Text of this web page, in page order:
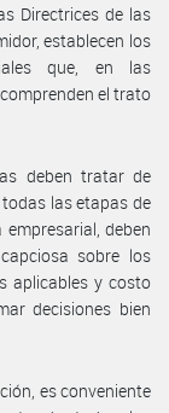
Directrices de las
establecen los
que, en las
el trato
deben tratar de
las etapas de
deben
sobre los
aplicables y costo
decisiones bien
es conveniente